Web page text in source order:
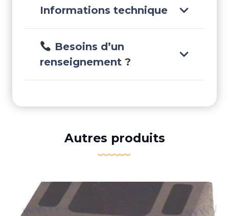
Informations technique
Besoins d’un
renseignement ?
Autres produits